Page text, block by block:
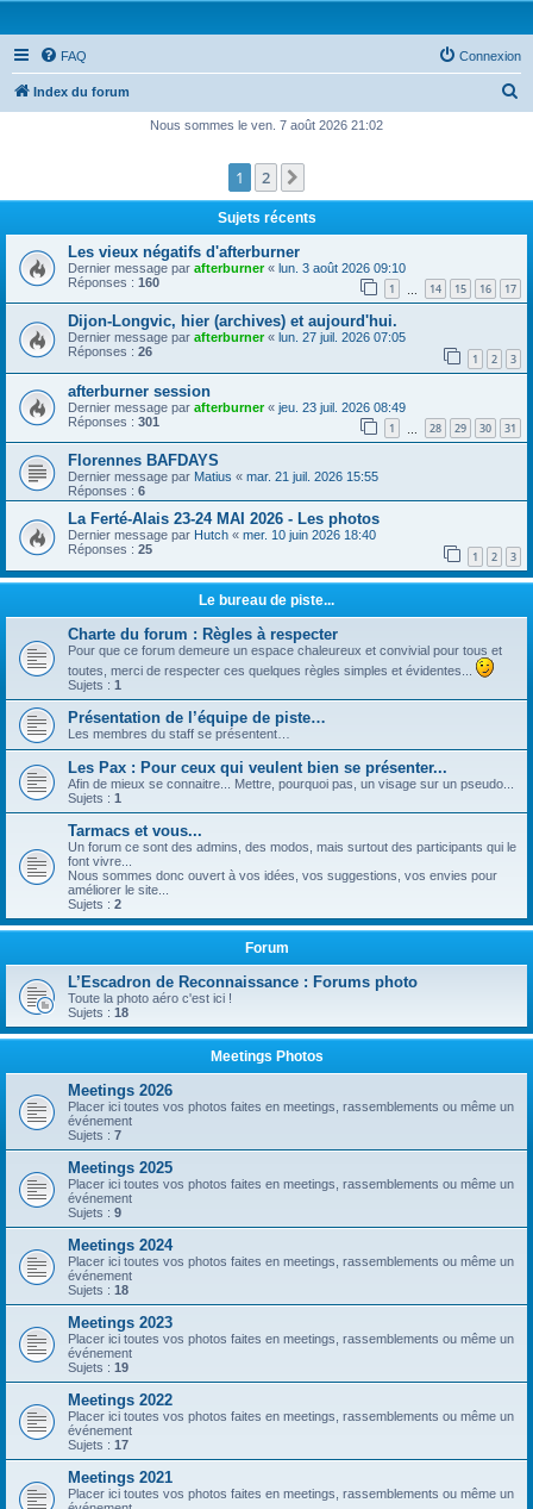
FAQ Connexion
Index du forum
e
r
r
Nous sommes le ven. 7 août 2026 21:02
1 2
Sujets récents
Les vieux négatifs d'afterburner
Dernier message par afterburner« lun. 3 août 2026 09:10
Réponses : 160 1 14 15 16 17
Dijon-Longvic, hier (archives) et aujourd'hui.
Dernier message par afterburner« lun. 27 juil. 2026 07:05
Réponses : 26 1 2 3
afterburner session
Dernier message par afterburner« jeu. 23 juil. 2026 08:49
Réponses : 301 1 28 29 30 31
Florennes BAFDAYS
Dernier message par Matius « mar. 21 juil. 2026 15:55
Réponses : 6
La Ferté-Alais 23-24 MAI 2026 - Les photos
Dernier message par Hutch « mer. 10 juin 2026 18:40
Réponses : 25 1 2 3
Le bureau de piste...
Charte du forum : Règles à respecter
Pour que ce forum demeure un espace chaleureux et convivial pour tous et
toutes, merci de respecter ces quelques règles simples et évidentes...
Sujets : 1
Présentation de l’équipe de piste…
Les membres du staff se présentent…
Les Pax : Pour ceux qui veulent bien se présenter...
Afin de mieux se connaitre... Mettre, pourquoi pas, un visage sur un pseudo...
Sujets : 1
Tarmacs et vous...
Un forum ce sont des admins, des modos, mais surtout des participants qui le
font vivre...
Nous sommes donc ouvert à vos idées, vos suggestions, vos envies pour
améliorer le site...
Sujets : 2
Forum
L’Escadron de Reconnaissance : Forums photo
Toute la photo aéro c'est ici !
Sujets : 18
Meetings Photos
Meetings 2026
Placer ici toutes vos photos faites en meetings, rassemblements ou même un
événement
Sujets : 7
Meetings 2025
Placer ici toutes vos photos faites en meetings, rassemblements ou même un
événement
Sujets : 9
Meetings 2024
Placer ici toutes vos photos faites en meetings, rassemblements ou même un
événement
Sujets : 18
Meetings 2023
Placer ici toutes vos photos faites en meetings, rassemblements ou même un
événement
Sujets : 19
Meetings 2022
Placer ici toutes vos photos faites en meetings, rassemblements ou même un
événement
Sujets : 17
Meetings 2021
Placer ici toutes vos photos faites en meetings, rassemblements ou même un